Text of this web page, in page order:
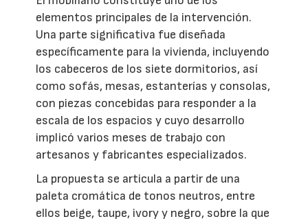
elementos principales de la intervención.
Una parte significativa fue diseñada
específicamente para la vivienda, incluyendo
los cabeceros de los siete dormitorios, así
como sofás, mesas, estanterías y consolas,
con piezas concebidas para responder a la
escala de los espacios y cuyo desarrollo
implicó varios meses de trabajo con
artesanos y fabricantes especializados.
La propuesta se articula a partir de una
paleta cromática de tonos neutros, entre
ellos beige, taupe, ivory y negro, sobre la que